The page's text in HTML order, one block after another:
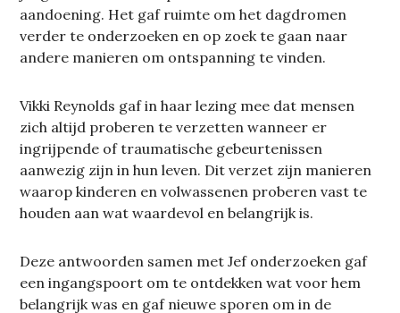
aandoening. Het gaf ruimte om het dagdromen
verder te onderzoeken en op zoek te gaan naar
andere manieren om ontspanning te vinden.
Vikki Reynolds gaf in haar lezing mee dat mensen
zich altijd proberen te verzetten wanneer er
ingrijpende of traumatische gebeurtenissen
aanwezig zijn in hun leven. Dit verzet zijn manieren
waarop kinderen en volwassenen proberen vast te
houden aan wat waardevol en belangrijk is.
Deze antwoorden samen met Jef onderzoeken gaf
een ingangspoort om te ontdekken wat voor hem
belangrijk was en gaf nieuwe sporen om in de